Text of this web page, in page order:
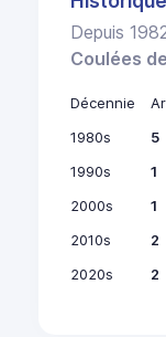
Depuis
Coulées
Décennie
1980s
5
1990s
1
2000s
1
2010s
2
2020s
2